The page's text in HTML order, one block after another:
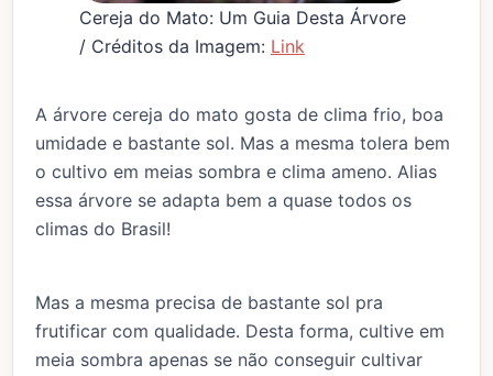
Cereja do Mato: Um Guia Desta Árvore
/ Créditos da Imagem: Link
A árvore cereja do mato gosta de clima frio, boa
umidade e bastante sol. Mas a mesma tolera bem
o cultivo em meias sombra e clima ameno. Alias
essa árvore se adapta bem a quase todos os
climas do Brasil!
Mas a mesma precisa de bastante sol pra
frutificar com qualidade. Desta forma, cultive em
meia sombra apenas se não conseguir cultivar